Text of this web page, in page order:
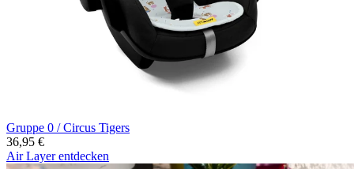
Gruppe 0 / Circus Tigers
36,95 €
Air Layer entdecken